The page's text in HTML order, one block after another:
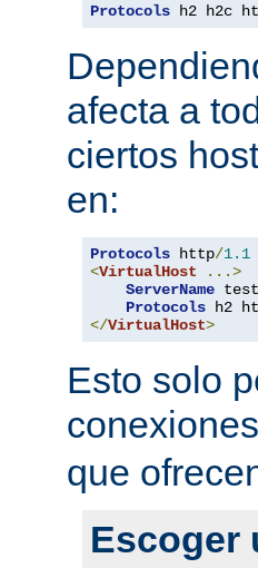
Protocols h2 h2c
afecta a
ciertos
en:
Protocols http/1.1
<VirtualHost
...>
ServerName test
Protocols h2
</VirtualHost>
Esto solo
que
Escoger